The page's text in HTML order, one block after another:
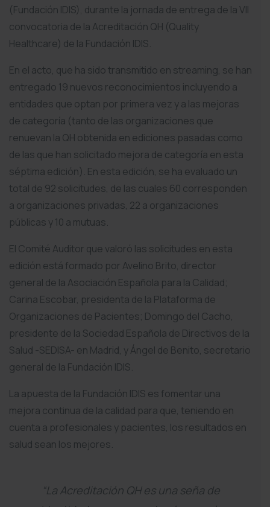
(Fundación IDIS), durante la jornada de entrega de la VII
convocatoria de la Acreditación QH (Quality
Healthcare) de la Fundación IDIS.
En el acto, que ha sido transmitido en streaming, se han
entregado 19 nuevos reconocimientos incluyendo a
entidades que optan por primera vez y a las mejoras
de categoría (tanto de las organizaciones que
renuevan la QH obtenida en ediciones pasadas como
de las que han solicitado mejora de categoría en esta
séptima edición). En esta edición, se ha evaluado un
total de 92 solicitudes, de las cuales 60 corresponden
a organizaciones privadas, 22 a organizaciones
públicas y 10 a mutuas.
El Comité Auditor que valoró las solicitudes en esta
edición está formado por Avelino Brito, director
general de la Asociación Española para la Calidad;
Carina Escobar, presidenta de la Plataforma de
Organizaciones de Pacientes; Domingo del Cacho,
presidente de la Sociedad Española de Directivos de la
Salud -SEDISA- en Madrid, y Ángel de Benito, secretario
general de la Fundación IDIS.
La apuesta de la Fundación IDIS es fomentar una
mejora continua de la calidad para que, teniendo en
cuenta a profesionales y pacientes, los resultados en
salud sean los mejores.
“La Acreditación QH es una seña de